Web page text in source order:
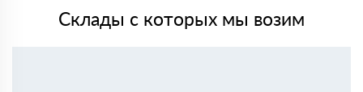
Склады с которых мы возим